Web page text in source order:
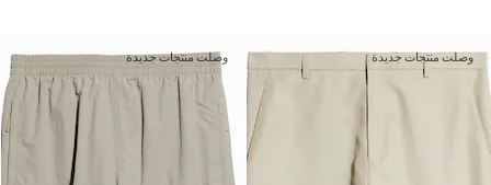
وصلت منتجات جديدة وصلت منتجات جديدة